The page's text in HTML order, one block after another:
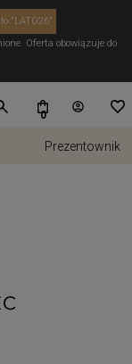
"LATO26"
Oferta obowiązuje do
Prezentownik